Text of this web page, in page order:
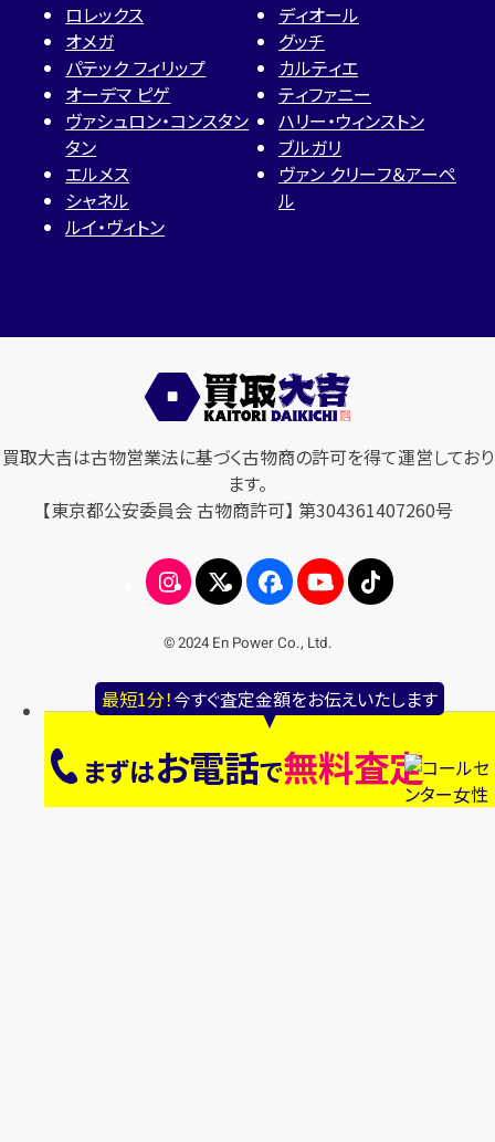
最短1分！今すぐ査定金額をお伝えいたします
まずはお電話で無料査定
ロレックス
オメガ
パテック フィリップ
オーデマ ピゲ
ヴァシュロン・コンスタン
タン
エルメス
シャネル
ルイ・ヴィトン
ディオール
グッチ
カルティエ
ティファニー
ハリー・ウィンストン
ブルガリ
ヴァン クリーフ＆アーペ
ル
買取大吉は古物営業法に基づく古物商の許可を得て運営しており
ます。
【東京都公安委員会 古物商許可】 第304361407260号
© 2024 En Power Co., Ltd.